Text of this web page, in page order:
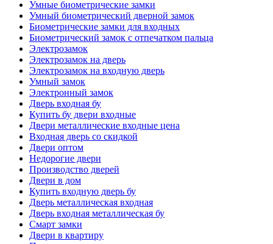
Умные биометрические замки
Умный биометрический дверной замок
Биометрические замки для входных
Биометрический замок с отпечатком пальца
Электрозамок
Электрозамок на дверь
Электрозамок на входную дверь
Умный замок
Электронный замок
Дверь входная бу
Купить бу двери входные
Двери металлические входные цена
Входная дверь со скидкой
Двери оптом
Недорогие двери
Производство дверей
Двери в дом
Купить входную дверь бу
Дверь металлическая входная
Дверь входная металлическая бу
Смарт замки
Двери в квартиру